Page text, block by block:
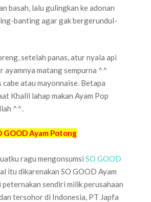
basah, lalu gulingkan ke adonan
banting agar gak bergerundul-
setelah panas, atur nyala api
ayamnya matang sempurna ^^
cabe atau mayonnaise. Betapa
Khalil lahap makan Ayam Pop
^^.
GOOD Ayam Potong
ragu mengonsumsi SO GOOD
itu dikarenakan SO GOOD Ayam
sendiri milik perusahaan
tersohor di Indonesia, PT Japfa